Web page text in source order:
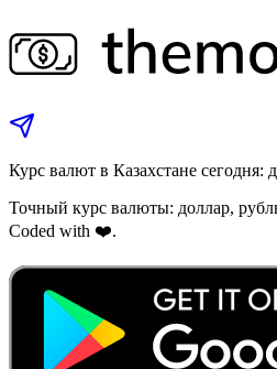
Курс валют в Казахстане сегодня:
Точный курс валюты: доллар,
Coded with ❤️.